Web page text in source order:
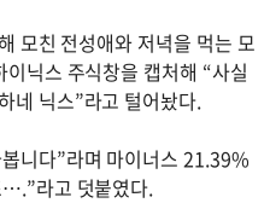
모친 전성애와 저녁을 먹는 모
닉스 주식창을 캡처해 “사실
네 닉스”라고 털어놨다.
니다”라며 마이너스 21.39%
라고 덧붙였다.